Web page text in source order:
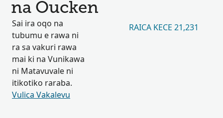
na Oucken
Sai ira oqo na
tubumu e rawa ni
ra sa vakuri rawa
mai ki na Vunikawa
ni Matavuvale ni
itikotiko raraba.
Vulica Vakalevu
RAICA KECE 21,231